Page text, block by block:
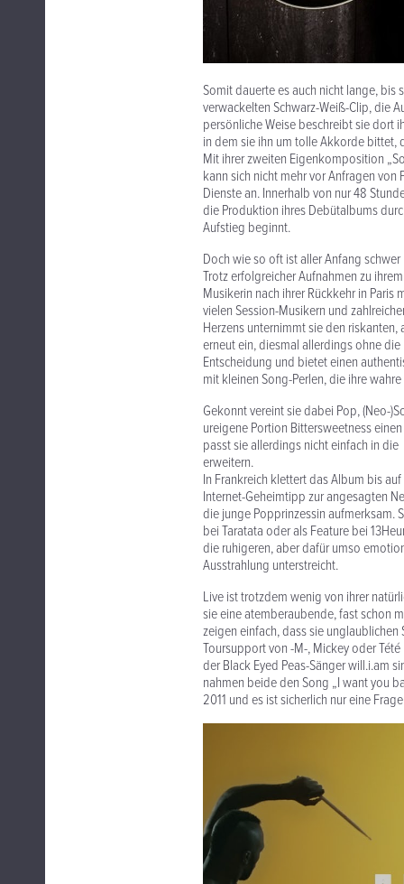
Somit dauerte es auch nicht lange, bis
verwackelten Schwarz-Weiß-Clip, die
persönliche Weise beschreibt sie dort
in dem sie ihn um tolle Akkorde bittet,
Mit ihrer zweiten Eigenkomposition
kann sich nicht mehr vor Anfragen
Dienste an. Innerhalb von nur 48
die Produktion ihres Debütalbums
Aufstieg beginnt.
Doch wie so oft ist aller Anfang
Trotz erfolgreicher Aufnahmen zu
Musikerin nach ihrer Rückkehr in
vielen Session-Musikern und
Herzens unternimmt sie den
erneut ein, diesmal allerdings ohne
Entscheidung und bietet einen
mit kleinen Song-Perlen, die ihre
Gekonnt vereint sie dabei Pop, (Neo-
ureigene Portion Bittersweetness
passt sie allerdings nicht einfach in
erweitern.
In Frankreich klettert das Album bis
Internet-Geheimtipp zur angesagten
die junge Popprinzessin aufmerksam.
bei Taratata oder als Feature bei
die ruhigeren, aber dafür umso
Ausstrahlung unterstreicht.
Live ist trotzdem wenig von ihrer
sie eine atemberaubende, fast schon
zeigen einfach, dass sie
Toursupport von -M-, Mickey oder
der Black Eyed Peas-Sänger will.i.am
nahmen beide den Song „I want you
2011 und es ist sicherlich nur eine